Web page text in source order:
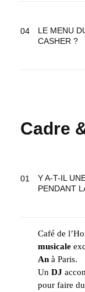
LE MENU
CASHER ?
Cadre
Y A-T-IL
PENDANT
Café de
musicale
An à Paris.
Un DJ
pour faire